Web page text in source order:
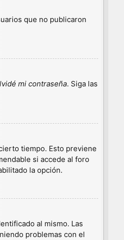
que no publicaron
mi contraseña. Siga las
tiempo. Esto previene
si accede al foro
la opción.
al mismo. Las
problemas con el